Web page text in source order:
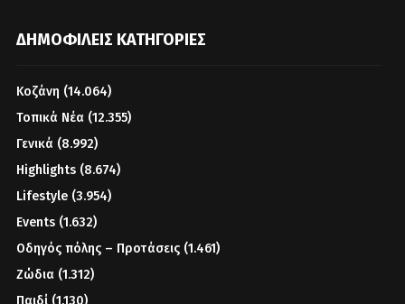
ΔΗΜΟΦΙΛΕΊΣ ΚΑΤΗΓΟΡΊΕΣ
Κοζάνη (14.064)
Τοπικά Νέα (12.355)
Γενικά (8.992)
Highlights (8.674)
Lifestyle (3.954)
Events (1.632)
Οδηγός πόλης – Προτάσεις (1.461)
Ζώδια (1.312)